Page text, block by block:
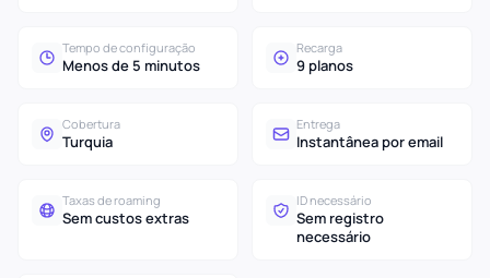
Tempo de configuração
Menos de 5 minutos
Recarga
9 planos
Cobertura
Turquia
Entrega
Instantânea por email
Taxas de roaming
Sem custos extras
ID necessário
Sem registro
necessário